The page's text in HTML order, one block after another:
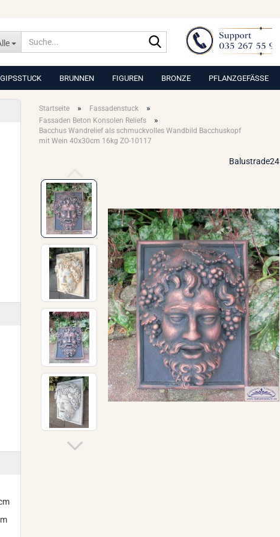
Suche...
GIPSSTUCK BRUNNEN FIGUREN BRONZE PFLANZGEFÄSSE
Startseite » Fassadenstuck »
Fassaden Beton Konsolen Reliefs »
Bacchus Wandrelief als schmuckvolles Wandbild Bacchuskopf
mit Wein 40x30cm 16kg ZO-10117
Balustrade24